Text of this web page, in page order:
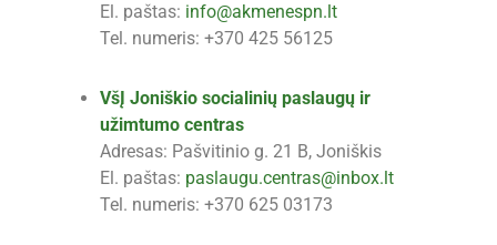
El. paštas: info@akmenespn.lt
Tel. numeris: +370 425 56125
VšĮ Joniškio socialinių paslaugų ir
užimtumo centras
Adresas: Pašvitinio g. 21 B, Joniškis
El. paštas: paslaugu.centras@inbox.lt
Tel. numeris: +370 625 03173